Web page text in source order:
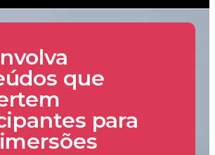
que
para